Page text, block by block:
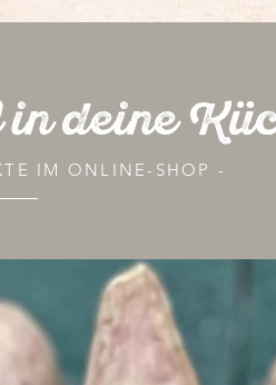
deine
IM ONLINE-SHOP -